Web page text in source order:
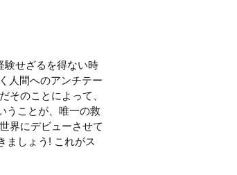
験せざるを得ない時
人間へのアンチテー
そのことによって、
うことが、唯一の救
界にデビューさせて
ましょう! これがス